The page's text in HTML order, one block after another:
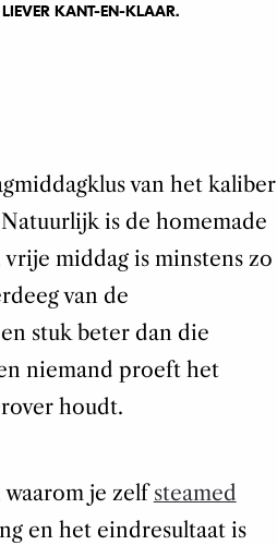
LIEVER KANT-EN-KLAAR.
van het kaliber
is de homemade
middag is minstens zo
van de
stuk beter dan die
niemand proeft het
houdt.
waarom je zelfsteamed
en het eindresultaat is